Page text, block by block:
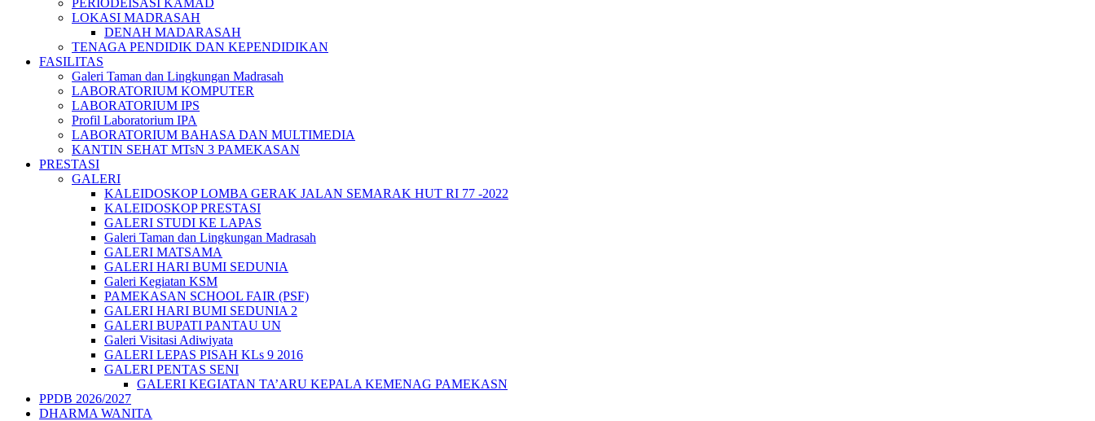
PERIODEISASI KAMAD
LOKASI MADRASAH
DENAH MADARASAH
TENAGA PENDIDIK DAN KEPENDIDIKAN
FASILITAS
Galeri Taman dan Lingkungan Madrasah
LABORATORIUM KOMPUTER
LABORATORIUM IPS
Profil Laboratorium IPA
LABORATORIUM BAHASA DAN MULTIMEDIA
KANTIN SEHAT MTsN 3 PAMEKASAN
PRESTASI
GALERI
KALEIDOSKOP LOMBA GERAK JALAN SEMARAK HUT RI 77 -2022
KALEIDOSKOP PRESTASI
GALERI STUDI KE LAPAS
Galeri Taman dan Lingkungan Madrasah
GALERI MATSAMA
GALERI HARI BUMI SEDUNIA
Galeri Kegiatan KSM
PAMEKASAN SCHOOL FAIR (PSF)
GALERI HARI BUMI SEDUNIA 2
GALERI BUPATI PANTAU UN
Galeri Visitasi Adiwiyata
GALERI LEPAS PISAH KLs 9 2016
GALERI PENTAS SENI
GALERI KEGIATAN TA’ARU KEPALA KEMENAG PAMEKASN
PPDB 2026/2027
DHARMA WANITA